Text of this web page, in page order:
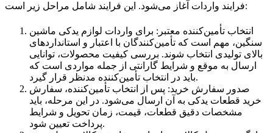
فرایند واردات آغاز می‌شود. این فرایند شامل مراحل زیر است:
انتخاب تأمین‌کننده معتبر: برای واردات لوازم یدکی ماشین‌
سنگین، مهم است که تأمین‌کنندگان با اعتبار و استانداردهای
بالای تولیدی انتخاب شوند. بررسی کیفیت محصولات، توانایی
ارسال به موقع و شرایط گارانتی از جمله مواردی است که
باید در انتخاب تأمین‌کننده مدنظر قرار گیرد.
صدور سفارش خرید: پس از انتخاب تأمین‌کننده، سفارش
خرید قطعات یدکی به آن ارسال می‌شود. در این مرحله، باید
مشخصات دقیق قطعات، قیمت، زمان تحویل و شرایط
پرداخت تعیین شود.